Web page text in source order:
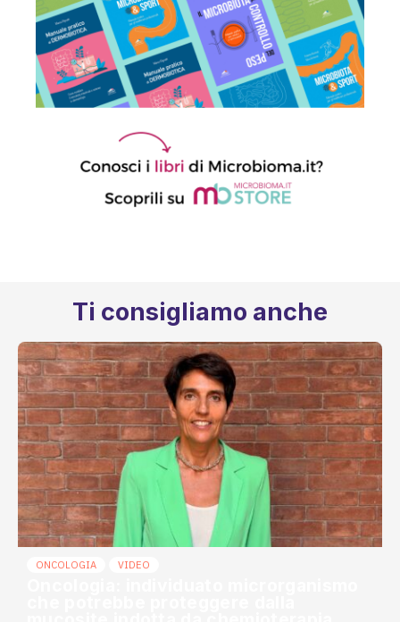
Ti consigliamo anche
ONCOLOGIA VIDEO